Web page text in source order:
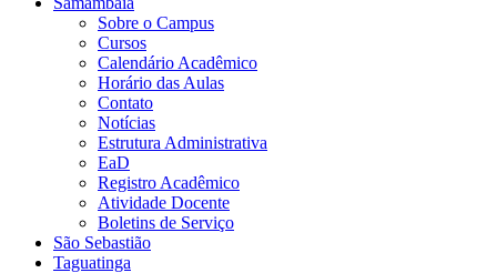
Sobre o Campus
Cursos
Calendário Acadêmico
Horário das Aulas
Contato
Notícias
Estrutura Administrativa
EaD
Registro Acadêmico
Atividade Docente
Boletins de Serviço
São Sebastião
Taguatinga